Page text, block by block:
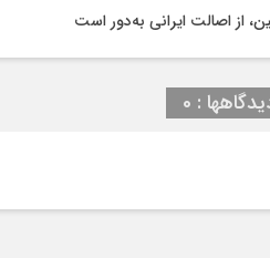
از اصالت ایرانی به‌دور است
: 0